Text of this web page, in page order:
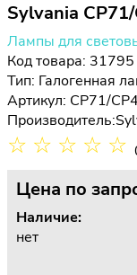
Sylvania
Лампы для
Код товара: 31795
Тип: Галогенная
Артикул: CP71/
Производитель:
☆ ☆ ☆ ☆ ☆
Цена по
Наличие:
нет